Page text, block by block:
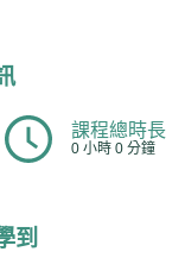
課程總時長
0 小時 0 分鐘
到